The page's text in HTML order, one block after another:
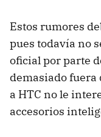
Estos rumores
pues todavía no
oficial por parte
demasiado fuera
a HTC no le
accesorios